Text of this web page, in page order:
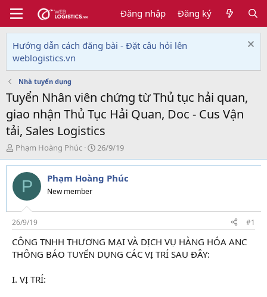
Đăng nhập Đăng ký
Hướng dẫn cách đăng bài - Đặt câu hỏi lên
weblogistics.vn
Nhà tuyển dụng
Tuyển Nhân viên chứng từ Thủ tục hải quan,
giao nhận Thủ Tục Hải Quan, Doc - Cus Vận
tải, Sales Logistics
T
h
r
e
d
s
t
a
r
t
Phạm Hoàng Phúc
N
g
à
y
i
26/9/19
P Phạm Hoàng Phúc
New member
26/9/19 #1
CÔNG TNHH THƯƠNG MẠI VÀ DỊCH VỤ HÀNG HÓA ANC
THÔNG BÁO TUYỂN DỤNG CÁC VỊ TRÍ SAU ĐÂY:
I. VỊ TRÍ: